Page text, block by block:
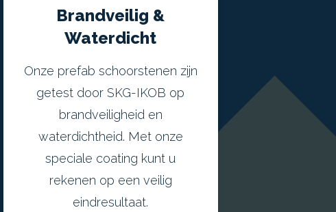
Brandveilig &
Waterdicht
Onze prefab schoorstenen zijn
getest door SKG-IKOB op
brandveiligheid en
waterdichtheid. Met onze
speciale coating kunt u
rekenen op een veilig
eindresultaat.